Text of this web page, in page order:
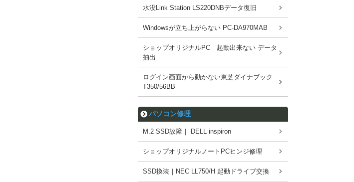
水没Link Station LS220DNBデータ復旧
Windowsが立ち上がらない PC-DA970MAB
ショップオリジナルPC 起動出来ない データ
抽出
ログイン画面から動かない東芝ダイナブック
T350/56BB
パソコン修理
M.2 SSD故障｜ DELL inspiron
ショップオリジナルノートPCヒンジ修理
SSD換装｜NEC LL750/H 起動ドライブ交換